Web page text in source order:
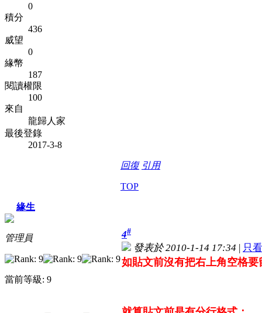
0
積分
436
威望
0
緣幣
187
閱讀權限
100
來自
龍歸人家
最後登錄
2017-3-8
回復 引用
TOP
緣生
管理員
當前等級: 9
4#
發表於 2010-1-14 17:34 | 只
如貼文前沒有把右上角空格要